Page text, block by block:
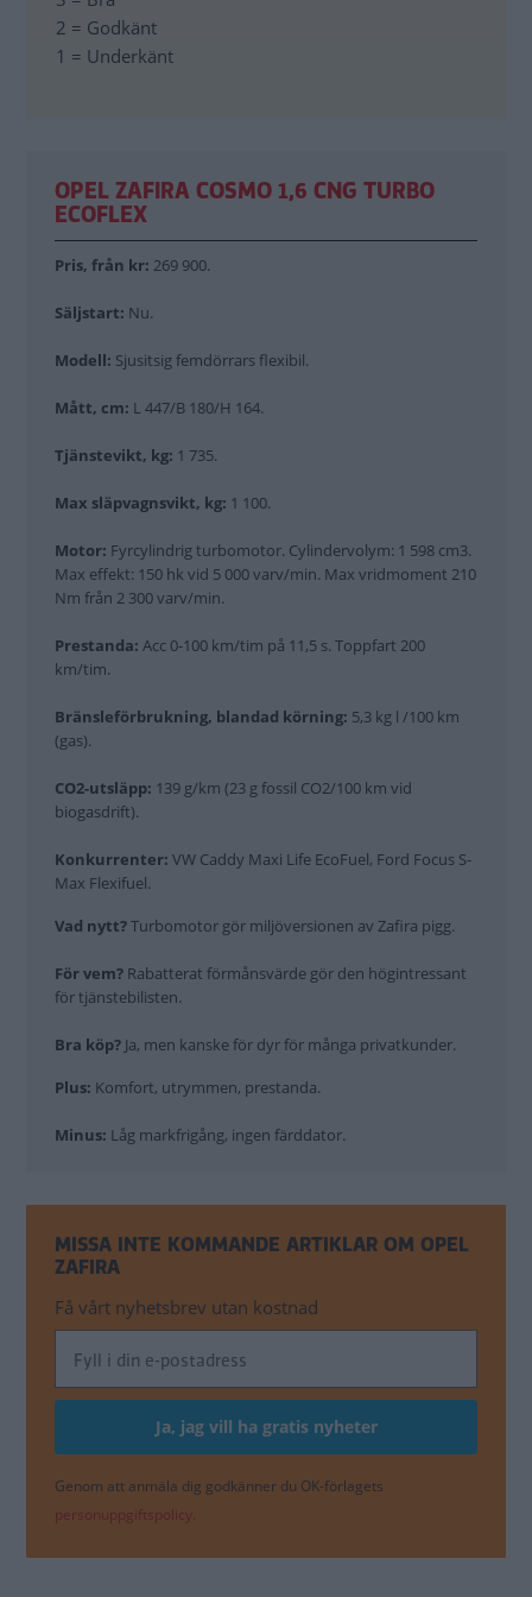
2 = Godkänt
1 = Underkänt
OPEL ZAFIRA COSMO 1,6 CNG TURBO
ECOFLEX
Pris, från kr: 269 900.
Säljstart: Nu.
Modell: Sjusitsig femdörrars flexibil.
Mått, cm: L 447/B 180/H 164.
Tjänstevikt, kg: 1 735.
Max släpvagnsvikt, kg: 1 100.
Motor: Fyrcylindrig turbomotor. Cylindervolym: 1 598 cm3.
Max effekt: 150 hk vid 5 000 varv/min. Max vridmoment 210
Nm från 2 300 varv/min.
Prestanda: Acc 0-100 km/tim på 11,5 s. Toppfart 200
km/tim.
Bränsleförbrukning, blandad körning: 5,3 kg l /100 km
(gas).
CO2-utsläpp: 139 g/km (23 g fossil CO2/100 km vid
biogasdrift).
Konkurrenter: VW Caddy Maxi Life EcoFuel, Ford Focus S-
Max Flexifuel.
Vad nytt?Turbomotor gör miljöversionen av Zafira pigg.
För vem? Rabatterat förmånsvärde gör den högintressant
för tjänstebilisten.
Bra köp? Ja, men kanske för dyr för många privatkunder.
Plus: Komfort, utrymmen, prestanda.
Minus: Låg markfrigång, ingen färddator.
MISSA INTE KOMMANDE ARTIKLAR OM OPEL
ZAFIRA
Få vårt nyhetsbrev utan kostnad
Genom att anmäla dig godkänner du OK-förlagets
personuppgiftspolicy.